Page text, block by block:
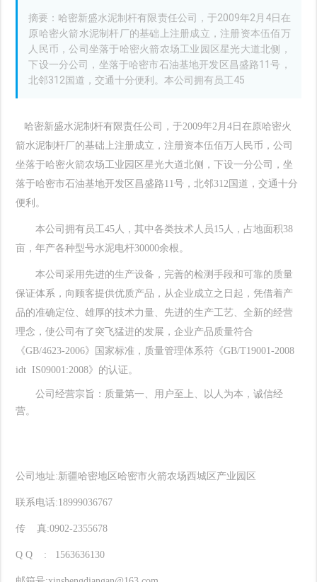
摘要：哈密新盛水泥制杆有限责任公司，于2009年2月4日在
原哈密火箭水泥制杆厂的基础上注册成立，注册资本伍佰万
人民币，公司坐落于哈密火箭农场工业园区星光大道北侧，
下设一分公司，坐落于哈密市石油基地开发区昌盛路11号，
北邻312国道，交通十分便利。本公司拥有员工45
哈密新盛水泥制杆有限责任公司，于2009年2月4 日在原哈密火
箭水泥制杆厂的基础上注册成立，注册资本伍佰万人民币，公司
坐落于哈密火箭农场工业园区星光大道北侧，下设一分公司，坐
落于哈密市石油基地开发区昌盛路11号，北邻312 国道，交通十分
便利。
本公司拥有员工45人，其中各类技术人员15人，占地面积38
亩，年产各种型号水泥电杆30000余根。
本公司采用先进的生产设备，完善的检测手段和可靠的质量
保证体系，向顾客提供优质产品，从企业成立之日起，凭借着产
品的准确定位、雄厚的技术力量、先进的生产工艺、全新的经营
理念，使公司有了突飞猛进的发展，企业产品质量符合
《GB/4623-2006》国家标准，质量管理体系符《GB/T19001-2008
idt IS09001:2008》的认证。
公司经营宗旨：质量第一、用户至上、以人为本，诚信经
营。
公司地址:新疆哈密地区哈密市火箭农场西城区产业园区
联系电话:18999036767
传 真:0902-2355678
Q Q : 1563636130